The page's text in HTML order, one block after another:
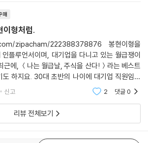
직연금 IRP
직연금, DB vs DC 어떤 게 유리할까?
유리, 하지만 신중하게 판단할 것!
폴리오 미국 ETF 70% + 해외채권혼합 펀드 3
? 위험하지 않다!
드는 연금 포트폴리오 총정리
400만원 연금저축펀드 납입!
펀드로 미국 ETF 400만원
300만원
매
이형처럼.
222388378876 봉현이형을
플루언서이며, 대기업을 다니고 있는 월급쟁이
근에, ＜나는 월급날, 주식을 산다!＞라는 베스트
이에 대기업 직원임에
보다 자산의 상승률이 크다는 것을 깨닫고, 빠르
신고 2 댓글0
리뷰 전체보기